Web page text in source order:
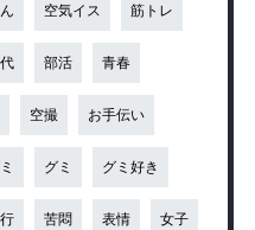
空気イス 筋トレ
部活 青春
空撮 お手伝い
グミ グミ好き
苦悶 表情 女子